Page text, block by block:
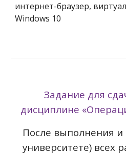
интернет-браузер,
Windows 10
Задание для
дисциплине
После выполнения
университете) всех